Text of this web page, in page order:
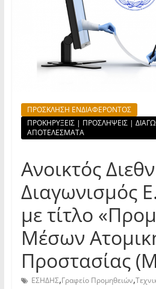
ΠΡΟΣΚΛΗΣΗ ΕΝΔΙΑΦΕΡΟΝΤΟΣ
ΠΡΟΚΗΡΥΞΕΙΣ | ΠΡΟΣΛΗΨΕΙΣ |
ΑΠΟΤΕΛΕΣΜΑΤΑ
Ανοικτός
Διαγωνισμός
με τίτλο
Μέσων
Προστασίας
ΕΣΗΔΗΣ,Γραφείο Προμηθειών,